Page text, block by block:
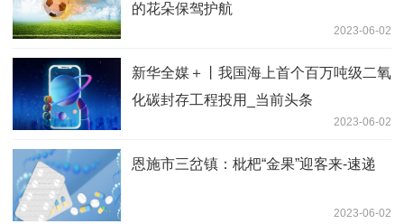
的花朵保驾护航
2023-06-02
新华全媒＋丨我国海上首个百万吨级二氧
化碳封存工程投用_当前头条
2023-06-02
恩施市三岔镇：枇杷“金果”迎客来-速递
2023-06-02